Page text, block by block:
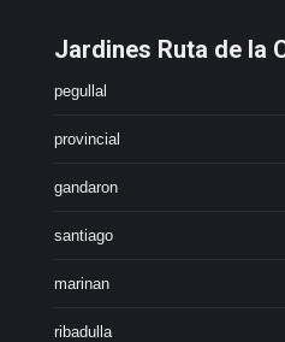
Jardines Ruta de la
pegullal
provincial
gandaron
santiago
marinan
ribadulla